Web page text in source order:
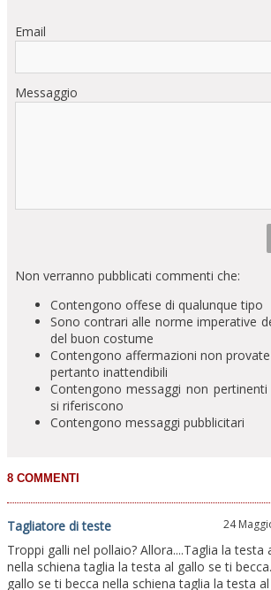
Email
Messaggio
Non verranno pubblicati commenti che:
Contengono offese di qualunque tipo
Sono contrari alle norme imperative
del buon costume
Contengono affermazioni non
pertanto inattendibili
Contengono messaggi non pertinenti
si riferiscono
Contengono messaggi pubblicitari
Tagliatore di teste 24
Troppi galli nel pollaio? Allora....Taglia la testa
nella schiena taglia la testa al gallo se ti
gallo se ti becca nella schiena taglia la testa